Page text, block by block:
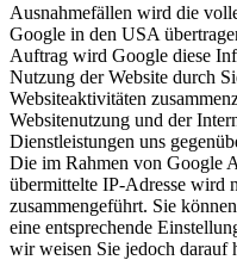
Ausnahmefällen wird die
Google in den USA
Auftrag wird Google diese
Nutzung der Website durch
Websiteaktivitäten
Websitenutzung und der
Dienstleistungen uns
Die im Rahmen von Google
übermittelte IP-Adresse wird
zusammengeführt. Sie
eine entsprechende
wir weisen Sie jedoch darauf